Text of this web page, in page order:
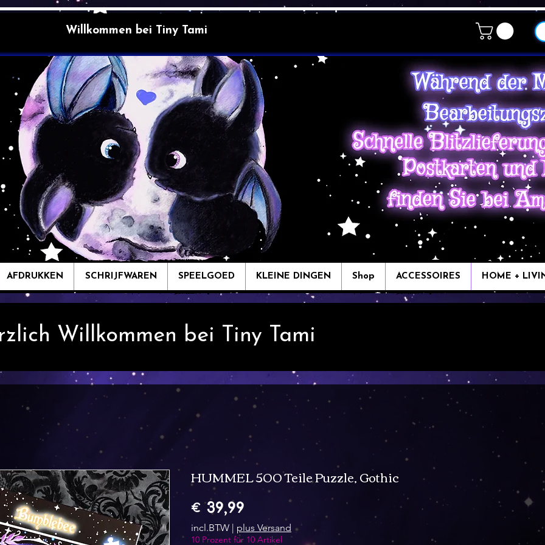
Willkommen bei Tiny Tami
AFDRUKKEN SCHRIJFWAREN SPEELGOED KLEINE DINGEN Shop ACCESSOIRES HOME +
Willkommen bei Tiny Tami
HUMMEL 500 Teile Puzzle, Gothic
€ 39,99
incl.BTW | plus Versand
10 Prozent für 10 Artikel